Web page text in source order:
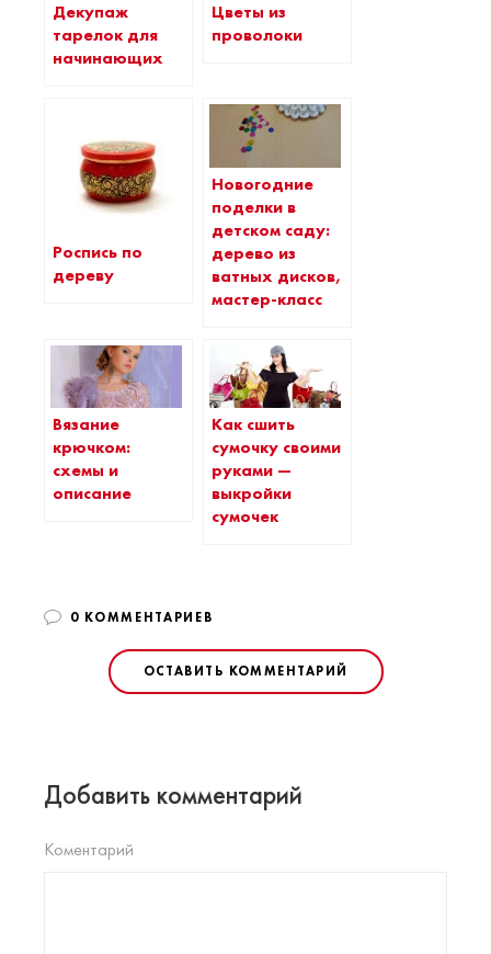
Декупаж
тарелок для
начинающих
Цветы из
проволоки
Роспись по
дереву
Новогодние
поделки в
детском саду:
дерево из
ватных дисков,
мастер-класс
Вязание
крючком:
схемы и
описание
Как сшить
сумочку своими
руками —
выкройки
сумочек
0 КОММЕНТАРИЕВ
ОСТАВИТЬ КОММЕНТАРИЙ
Добавить комментарий
Коментарий